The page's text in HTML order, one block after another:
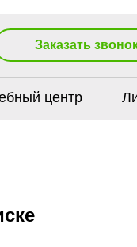
Заказать
центр